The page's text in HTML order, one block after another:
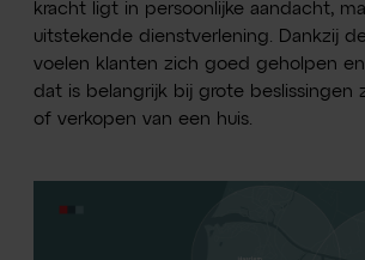
kracht ligt in persoonlijke aandacht,
uitstekende dienstverlening. Dankzij
voelen klanten zich goed geholpen
dat is belangrijk bij grote beslissingen
of verkopen van een huis.